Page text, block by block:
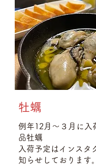
牡蠣
例年12月〜３月に入
品牡蠣
入荷予定はインスタ
知らせしております。